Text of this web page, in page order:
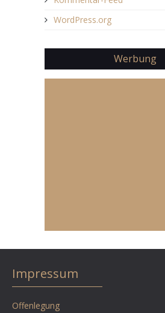
WordPress.org
Werbung
Impressum
Offenlegung